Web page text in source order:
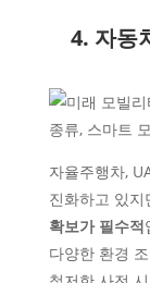
4. 자동
자율주행차,
진화하고 있지
확보가 필수적
다양한 환경